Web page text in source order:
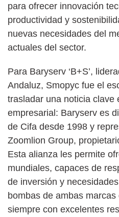
para ofrecer innovación
productividad y
nuevas necesidades del
actuales del sector.
Para Baryserv ‘B+S’,
Andaluz, Smopyc fue el
trasladar una noticia clave
empresarial: Baryserv es
de Cifa desde 1998 y
Zoomlion Group,
Esta alianza les permite
mundiales, capaces de
de inversión y
bombas de ambas
siempre con excelentes